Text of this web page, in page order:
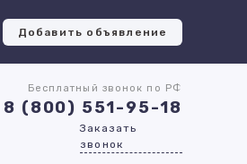
Добавить объявление
Бесплатный звонок по РФ
8 (800) 551-95-18
Заказать
звонок